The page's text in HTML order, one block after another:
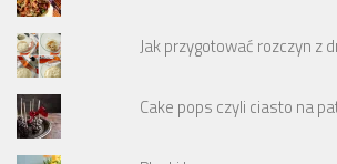
Jak przygotować rozczyn z
Cake pops czyli ciasto na